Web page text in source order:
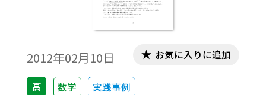
2012年02月10日
高 数学 実践事例
お気に入りに追加